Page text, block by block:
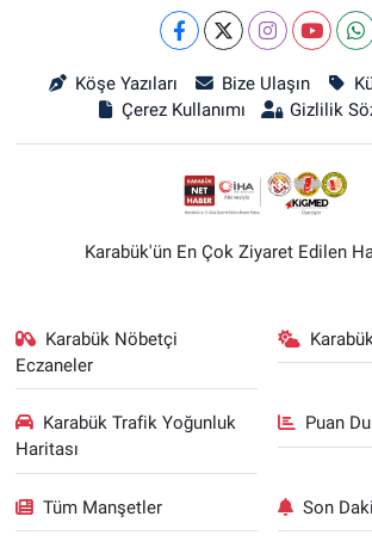
Köşe Yazıları Bize Ulaşın
Çerez Kullanımı
Gizlilik
Karabük'ün En Çok Ziyaret Edilen
Karabük Nöbetçi
Eczaneler
Karabük Trafik Yoğunluk
Haritası
Puan
Tüm Manşetler Son